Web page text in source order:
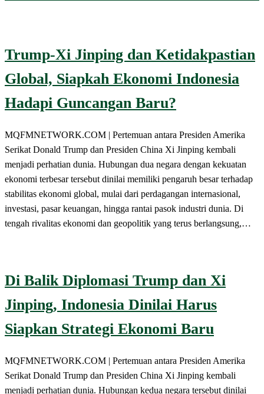
Trump-Xi Jinping dan Ketidakpastian
Global, Siapkah Ekonomi Indonesia
Hadapi Guncangan Baru?
MQFMNETWORK.COM | Pertemuan antara Presiden Amerika
Serikat Donald Trump dan Presiden China Xi Jinping kembali
menjadi perhatian dunia. Hubungan dua negara dengan kekuatan
ekonomi terbesar tersebut dinilai memiliki pengaruh besar terhadap
stabilitas ekonomi global, mulai dari perdagangan internasional,
investasi, pasar keuangan, hingga rantai pasok industri dunia. Di
tengah rivalitas ekonomi dan geopolitik yang terus berlangsung,…
Di Balik Diplomasi Trump dan Xi
Jinping, Indonesia Dinilai Harus
Siapkan Strategi Ekonomi Baru
MQFMNETWORK.COM | Pertemuan antara Presiden Amerika
Serikat Donald Trump dan Presiden China Xi Jinping kembali
menjadi perhatian dunia. Hubungan kedua negara tersebut dinilai